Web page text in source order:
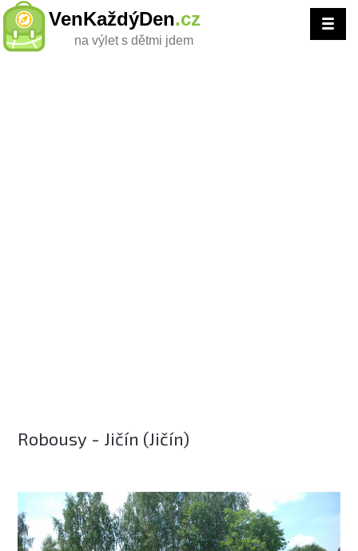
VenKaždýDen.cz
na výlet s dětmi jdem
Robousy - Jičín (Jičín)